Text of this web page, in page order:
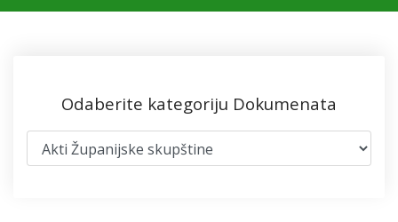
Odaberite kategoriju Dokumenata